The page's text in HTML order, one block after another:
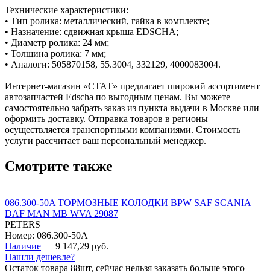
Технические характеристики:
• Тип ролика: металлический, гайка в комплекте;
• Назначение: сдвижная крыша EDSCHA;
• Диаметр ролика: 24 мм;
• Толщина ролика: 7 мм;
• Аналоги: 505870158, 55.3004, 332129, 4000083004.
Интернет-магазин «СТАТ» предлагает широкий ассортимент
автозапчастей Edscha по выгодным ценам. Вы можете
самостоятельно забрать заказ из пункта выдачи в Москве или
оформить доставку. Отправка товаров в регионы
осуществляется транспортными компаниями. Стоимость
услуги рассчитает ваш персональный менеджер.
Смотрите также
086.300-50A ТОРМОЗНЫЕ КОЛОДКИ BPW SAF SCANIA
DAF MAN MB WVA 29087
PETERS
Номер: 086.300-50A
Наличие
9 147,29 руб.
Нашли дешевле?
Остаток товара 88шт, сейчас нельзя заказать больше этого